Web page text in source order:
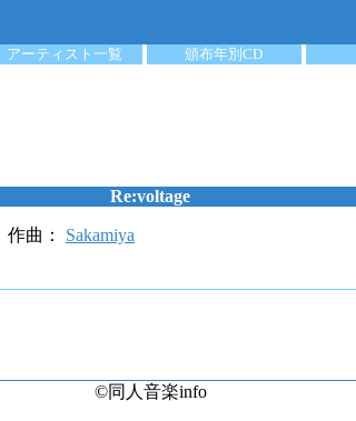
アーティスト一覧 頒布年別CD
Re:voltage
作曲： Sakamiya
©同人音楽info